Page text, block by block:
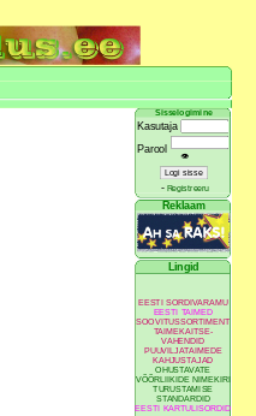
Sisselogimine
Kasutaja
Parool
👁
- Registreeru
Reklaam
Lingid
EESTI SORDIVARAMU
EESTI TAIMED
SOOVITUSSORTIMENT
TAIMEKAITSE-
VAHENDID
PUUVILJATAIMEDE
KAHJUSTAJAD
OHUSTAVATE
VÕÕRLIIKIDE NIMEKIRI
TURUSTAMISE
STANDARDID
EESTI KARTULISORDID